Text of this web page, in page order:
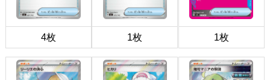
4枚 1枚 1枚